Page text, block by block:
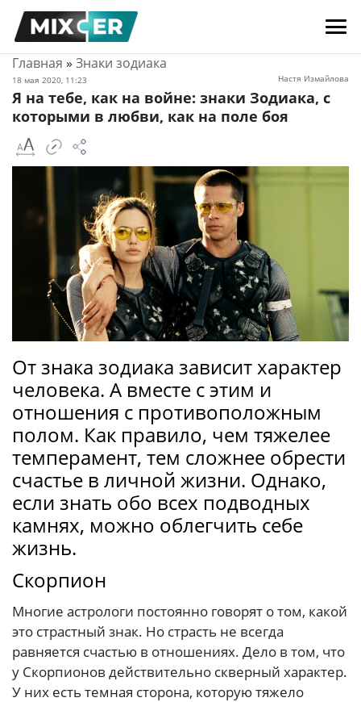
Главная » Знаки зодиака
18 мая 2020, 11:23 Настя Измайлова
Я на тебе, как на войне: знаки Зодиака, с
которыми в любви, как на поле боя
От знака зодиака зависит характер
человека. А вместе с этим и
отношения с противоположным
полом. Как правило, чем тяжелее
темперамент, тем сложнее обрести
счастье в личной жизни. Однако,
если знать обо всех подводных
камнях, можно облегчить себе
жизнь.
Скорпион
Многие астрологи постоянно говорят о том, какой
это страстный знак. Но страсть не всегда
равняется счастью в отношениях. Дело в том, что
у Скорпионов действительно скверный характер.
У них есть темная сторона, которую тяжело